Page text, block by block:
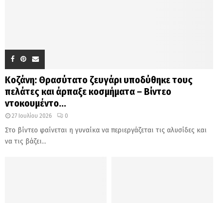
Κοζάνη: Θρασύτατο ζευγάρι υποδύθηκε τους
πελάτες και άρπαξε κοσμήματα – Βίντεο
ντοκουμέντο...
27 Ιουλίου 2026 0
Στο βίντεο φαίνεται η γυναίκα να περιεργάζεται τις αλυσίδες και
να τις βάζει...